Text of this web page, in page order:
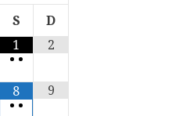
S
D
1
• •
2
8
• •
9